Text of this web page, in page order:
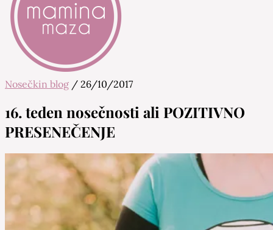
Mamina Maza
Nosečkin blog / 26/10/2017
16. teden nosečnosti ali POZITIVNO
PRESENEČENJE